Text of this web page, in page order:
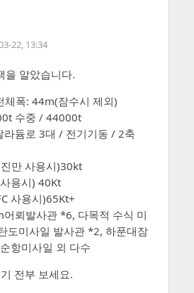
22, 13:34
을 알았습니다.
체폭: 44m(잠수시 제외)
수중 / 44000t
라듐로 3대 / 전기기동 / 2축
만 사용시)30kt
용시) 40Kt
사용시)65Kt+
뢰발사관 *6, 다목적 수식 미
도미사일 발사관 *2, 하푼대잠
항미사일 외 다수
전부 보세요.